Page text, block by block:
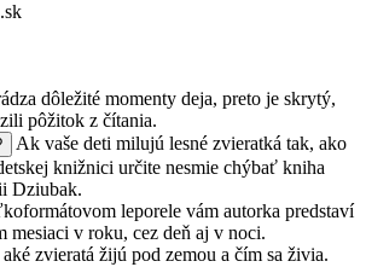
dôležité momenty deja, preto je skrytý,
pôžitok z čítania.
Ak vaše deti milujú lesné zvieratká tak, ako
knižnici určite nesmie chýbať kniha
Dziubak.
leporele vám autorka predstaví
mesiaci v roku, cez deň aj v noci.
zvieratá žijú pod zemou a čím sa živia.